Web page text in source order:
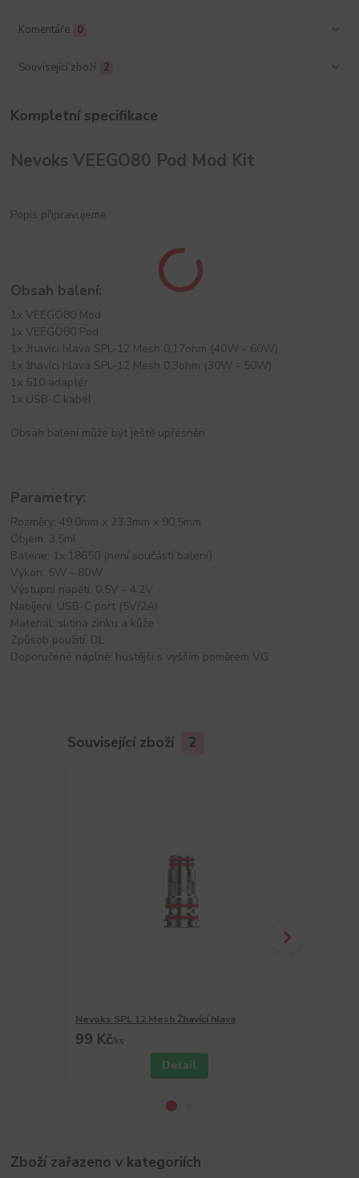
Komentáře 0
Související zboží 2
Kompletní specifikace
Nevoks VEEGO80 Pod Mod Kit
Popis připravujeme
Obsah balení:
1x VEEGO80 Mod
1x VEEGO80 Pod
1x žhavící hlava SPL-12 Mesh 0,17ohm (40W - 60W)
1x žhavící hlava SPL-12 Mesh 0,3ohm (30W - 50W)
1x 510 adaptér
1x USB-C kabel
Obsah balení může být ještě upřesněn
Parametry:
Rozměry: 49,0mm x 23,3mm x 90,5mm
Objem: 3,5ml
Baterie: 1x 18650 (není součástí balení)
Výkon: 5W - 80W
Výstupní napětí: 0,5V - 4,2V
Nabíjení: USB-C port (5V/2A)
Materiál: slitina zinku a kůže
Způsob použití: DL
Doporučené náplně: hustější s vyšším poměrem VG
Související zboží 2
Nevoks SPL 12 Mesh Žhavící hlava
99 Kč/ks
Detail
Zboží zařazeno v kategoriích